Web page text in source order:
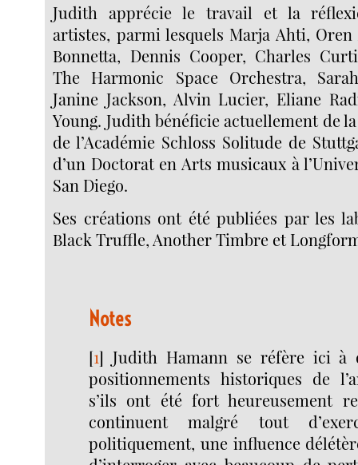
Judith apprécie le travail et la
artistes, parmi lesquels Marja Ahti, Oren
Bonnetta, Dennis Cooper, Charles
The Harmonic Space Orchestra,
Janine Jackson, Alvin Lucier, Eliane
Young. Judith bénéficie actuellement de
de l’Académie Schloss Solitude de
d’un Doctorat en Arts musicaux à
San Diego.
Ses créations ont été publiées par les
Black Truffle, Another Timbre et
Notes
[1]Judith Hamann se réfère ici à
positionnements historiques de
s’ils ont été fort heureusement
continuent malgré tout
politiquement, une influence